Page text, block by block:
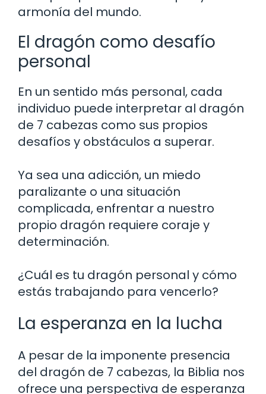
armonía del mundo.
El dragón como desafío
personal
En un sentido más personal, cada
individuo puede interpretar al dragón
de 7 cabezas como sus propios
desafíos y obstáculos a superar.
Ya sea una adicción, un miedo
paralizante o una situación
complicada, enfrentar a nuestro
propio dragón requiere coraje y
determinación.
¿Cuál es tu dragón personal y cómo
estás trabajando para vencerlo?
La esperanza en la lucha
A pesar de la imponente presencia
del dragón de 7 cabezas, la Biblia nos
ofrece una perspectiva de esperanza